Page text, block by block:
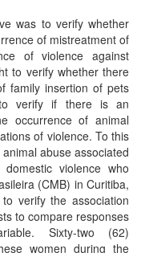
was to verify whether
of mistreatment of
of violence against
to verify whether there
family insertion of pets
verify if there is an
occurrence of animal
of violence. To this
abuse associated
violence who
(CMB) in Curitiba,
verify the association
to compare responses
Sixty-two (62)
women during the